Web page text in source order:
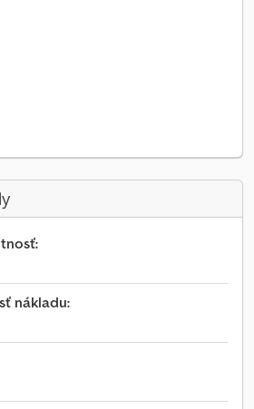
nákladu: